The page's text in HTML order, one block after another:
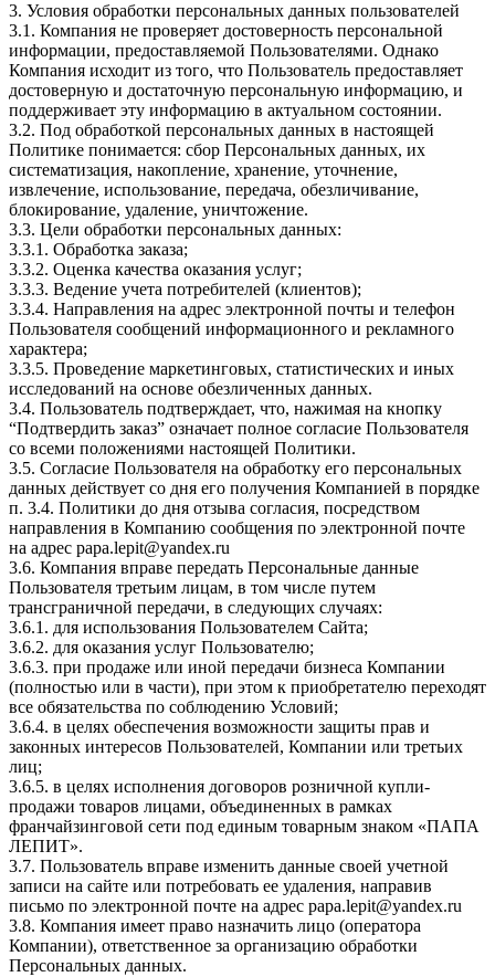
3. Условия обработки персональных данных пользователей
3.1. Компания не проверяет достоверность персональной
информации, предоставляемой Пользователями. Однако
Компания исходит из того, что Пользователь предоставляет
достоверную и достаточную персональную информацию, и
поддерживает эту информацию в актуальном состоянии.
3.2. Под обработкой персональных данных в настоящей
Политике понимается: сбор Персональных данных, их
систематизация, накопление, хранение, уточнение,
извлечение, использование, передача, обезличивание,
блокирование, удаление, уничтожение.
3.3. Цели обработки персональных данных:
3.3.1. Обработка заказа;
3.3.2. Оценка качества оказания услуг;
3.3.3. Ведение учета потребителей (клиентов);
3.3.4. Направления на адрес электронной почты и телефон
Пользователя сообщений информационного и рекламного
характера;
3.3.5. Проведение маркетинговых, статистических и иных
исследований на основе обезличенных данных.
3.4. Пользователь подтверждает, что, нажимая на кнопку
“Подтвердить заказ” означает полное согласие Пользователя
со всеми положениями настоящей Политики.
3.5. Согласие Пользователя на обработку его персональных
данных действует со дня его получения Компанией в порядке
п. 3.4. Политики до дня отзыва согласия, посредством
направления в Компанию сообщения по электронной почте
на адрес papa.lepit@yandex.ru
3.6. Компания вправе передать Персональные данные
Пользователя третьим лицам, в том числе путем
трансграничной передачи, в следующих случаях:
3.6.1. для использования Пользователем Сайта;
3.6.2. для оказания услуг Пользователю;
3.6.3. при продаже или иной передачи бизнеса Компании
(полностью или в части), при этом к приобретателю переходят
все обязательства по соблюдению Условий;
3.6.4. в целях обеспечения возможности защиты прав и
законных интересов Пользователей, Компании или третьих
лиц;
3.6.5. в целях исполнения договоров розничной купли-
продажи товаров лицами, объединенных в рамках
франчайзинговой сети под единым товарным знаком «ПАПА
ЛЕПИТ».
3.7. Пользователь вправе изменить данные своей учетной
записи на сайте или потребовать ее удаления, направив
письмо по электронной почте на адрес papa.lepit@yandex.ru
3.8. Компания имеет право назначить лицо (оператора
Компании), ответственное за организацию обработки
Персональных данных.